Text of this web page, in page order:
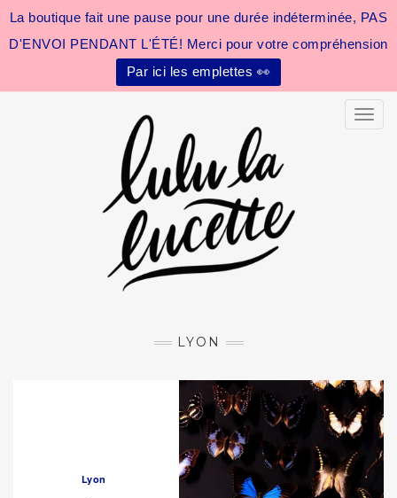
La boutique fait une pause pour une durée indéterminée, PAS
D'ENVOI PENDANT L'ÉTÉ! Merci pour votre compréhension
Par ici les emplettes 👀
LYON
Lyon